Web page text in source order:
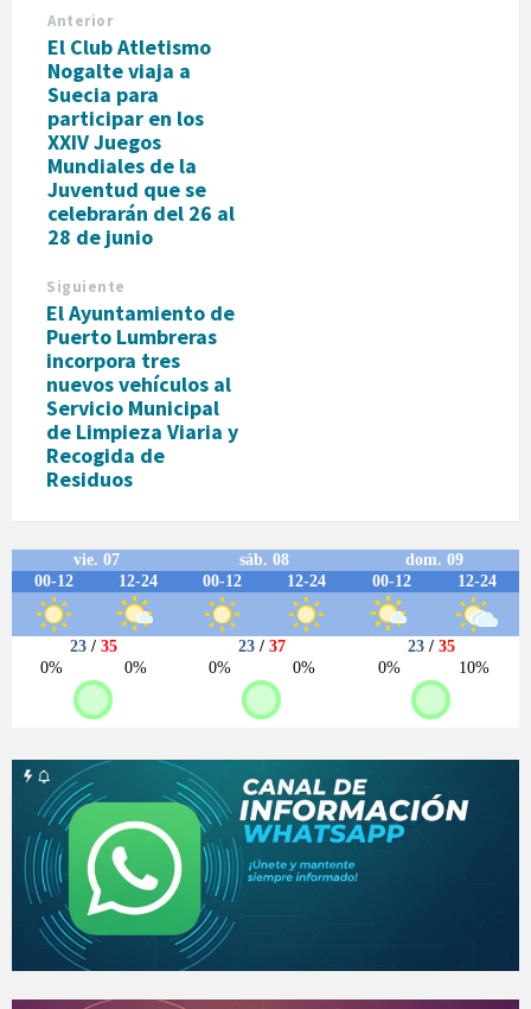
Anterior
El Club Atletismo
Nogalte viaja a
Suecia para
participar en los
XXIV Juegos
Mundiales de la
Juventud que se
celebrarán del 26 al
28 de junio
Siguiente
El Ayuntamiento de
Puerto Lumbreras
incorpora tres
nuevos vehículos al
Servicio Municipal
de Limpieza Viaria y
Recogida de
Residuos